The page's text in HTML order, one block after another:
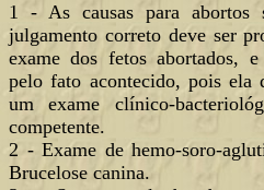
1 - As causas para abortos
julgamento correto deve ser
exame dos fetos abortados,
pelo fato acontecido, pois ela
um exame clínico-
competente.
2 - Exame de hemo-soro-
Brucelose canina.